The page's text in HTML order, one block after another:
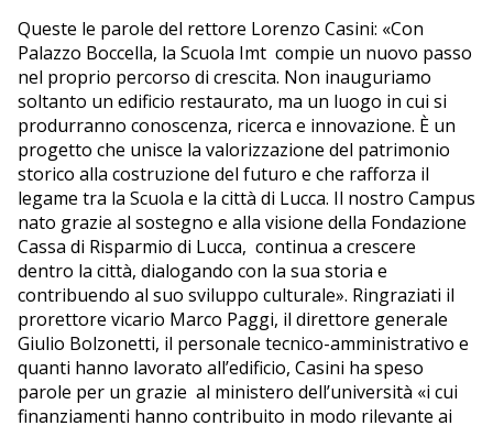
Queste le parole del rettore Lorenzo Casini: «Con
Palazzo Boccella, la Scuola Imt compie un nuovo passo
nel proprio percorso di crescita. Non inauguriamo
soltanto un edificio restaurato, ma un luogo in cui si
produrranno conoscenza, ricerca e innovazione. È un
progetto che unisce la valorizzazione del patrimonio
storico alla costruzione del futuro e che rafforza il
legame tra la Scuola e la città di Lucca. Il nostro Campus
nato grazie al sostegno e alla visione della Fondazione
Cassa di Risparmio di Lucca, continua a crescere
dentro la città, dialogando con la sua storia e
contribuendo al suo sviluppo culturale». Ringraziati il
prorettore vicario Marco Paggi, il direttore generale
Giulio Bolzonetti, il personale tecnico-amministrativo e
quanti hanno lavorato all’edificio, Casini ha speso
parole per un grazie al ministero dell’università «i cui
finanziamenti hanno contribuito in modo rilevante ai